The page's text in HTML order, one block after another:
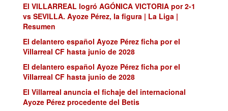
El VILLARREAL logró AGÓNICA VICTORIA por 2-1
vs SEVILLA. Ayoze Pérez, la figura | La Liga |
Resumen
El delantero español Ayoze Pérez ficha por el
Villarreal CF hasta junio de 2028
El delantero español Ayoze Pérez ficha por el
Villarreal CF hasta junio de 2028
El Villarreal anuncia el fichaje del internacional
Ayoze Pérez procedente del Betis